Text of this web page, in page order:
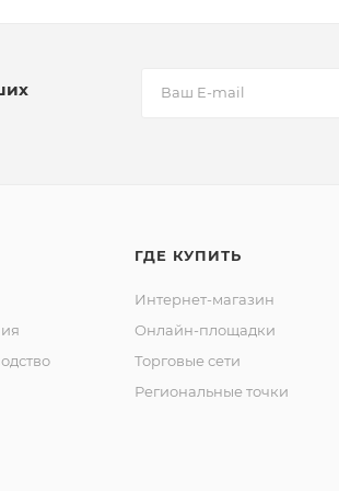
ГДЕ КУПИТЬ
Интернет-магазин
Онлайн-площадки
Торговые сети
Региональные точки